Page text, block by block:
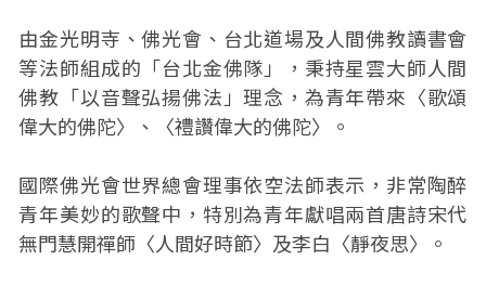
由金光明寺、佛光會、台北道場及人間佛教讀書會
等法師組成的「台北金佛隊」，秉持星雲大師人間
佛教「以音聲弘揚佛法」理念，為青年帶來〈歌頌
偉大的佛陀〉、〈禮讚偉大的佛陀〉。
國際佛光會世界總會理事依空法師表示，非常陶醉
青年美妙的歌聲中，特別為青年獻唱兩首唐詩宋代
無門慧開禪師〈人間好時節〉及李白〈靜夜思〉。